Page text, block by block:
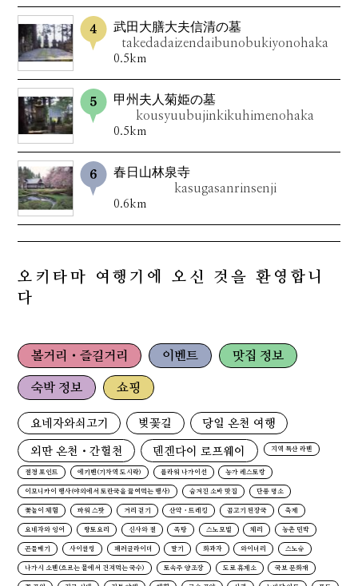
武田大膳大夫信清の墓
takedadaizendaibunobukiyonohaka
0.5km
甲州夫人菊姫の墓
kousyuubujinkikuhimenohaka
0.5km
春日山林泉寺
kasugasanrinsenji
0.6km
오키타마 여행기에 오신 것을 환영합니
다
볼거리・즐길거리 이벤트 맛집 정보
숙박 정보 쇼핑
요네자와쇠고기 벚꽃길 당일 온천 여행
외딴 온천・간헐천 덴겐다이 로프웨이 지역 특산 라멘
절경 포인트 에키벤(기차역 도시락) 플라워 나가이선 농가 레스토랑
이모니카이 행사(야외에서 토란국을 끓여먹는 행사) 숨겨진 소바 맛집 단풍 명소
꽃놀이 체험 파워 스팟 거리 걷기 산악・트레킹 곰고기 된장국 축제
요네자와 잉어 향토요리 신사와 절 족탕 스노모빌 체리 농촌 민박
곤들매기 사이클링 패러글라이더 딸기 화과자 와이너리 스노슈
나가시 소멘(흐르는 물에서 건져먹는 국수) 토속주 양조장 도로 휴게소 국보 문화재